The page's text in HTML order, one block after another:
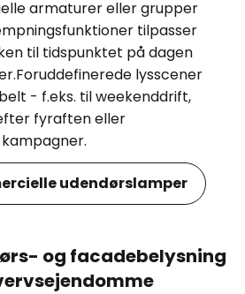
armaturer eller grupper
tilpasser
til tidspunktet på dagen
lysscener
- f.eks. til weekenddrift,
fyraften eller
udendørslamper
og facadebelysning